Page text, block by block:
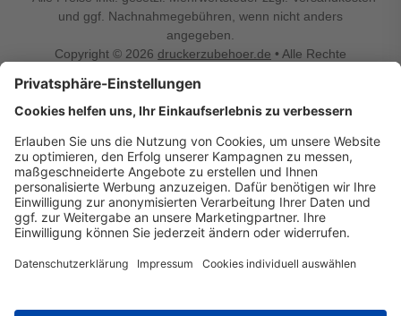
und ggf. Nachnahmegebühren, wenn nicht anders
angegeben.
Copyright © 2026 druckerzubehoer.de • Alle Rechte
Vertrag widerrufen
Druckerzubehoer.de – preiswerte Qualität für Ihr Office
Sie sind auf der Suche nach dem passenden Druckerzubehör
oder Zubehör für das Büro, den Computer oder Ihr
Smartphone? Dann sind Sie bei Druckerzubehoer.de genau
richtig! Unser breites Sortiment bietet unter anderem Tinte
und Toner für alle gängigen Druckermodelle – großer sowie
kleiner Hersteller. Zugleich sind wir Ihr Online Fachhandel für
einrichten, die Werkstatt ausstatten oder den Alltag mit
was Ihren Arbeitsplatz noch komfortabler macht, finden Sie